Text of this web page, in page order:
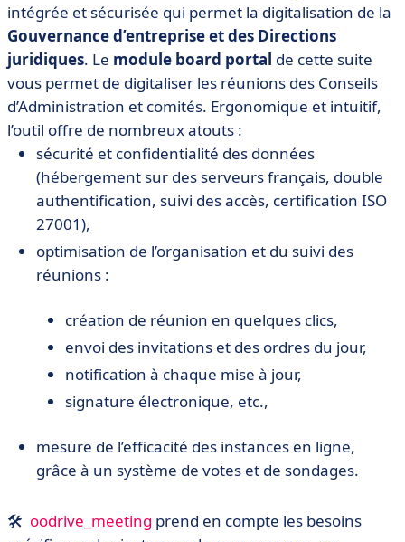
intégrée et sécurisée qui permet la digitalisation de la
Gouvernance d’entreprise et des Directions
juridiques. Le module board portal de cette suite
vous permet de digitaliser les réunions des Conseils
d’Administration et comités. Ergonomique et intuitif,
l’outil offre de nombreux atouts :
sécurité et confidentialité des données
(hébergement sur des serveurs français, double
authentification, suivi des accès, certification ISO
27001),
optimisation de l’organisation et du suivi des
réunions :
création de réunion en quelques clics,
envoi des invitations et des ordres du jour,
notification à chaque mise à jour,
signature électronique, etc.,
mesure de l’efficacité des instances en ligne,
grâce à un système de votes et de sondages.
🛠️ oodrive_meeting prend en compte les besoins